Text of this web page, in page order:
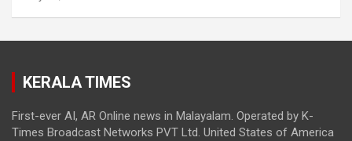
അഖില്‍ മാരാര്‍ ട്വന്റി 20 വിട്ടു
KERALA TIMES
First-ever AI, AR Online news in Malayalam. Operated by K-
Times Broadcast Networks PVT Ltd. United States of America